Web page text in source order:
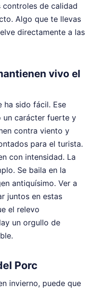
controles de calidad
Algo que te llevas
directamente a las
vivo el
ha sido fácil. Ese
un carácter fuerte y
contra viento y
para el turista.
con intensidad. La
Se baila en la
antiquísimo. Ver a
juntos en estas
el relevo
un orgullo de
Porc
invierno, puede que